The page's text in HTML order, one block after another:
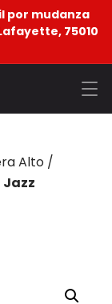
por mudanza
75010
Alto /
Jazz